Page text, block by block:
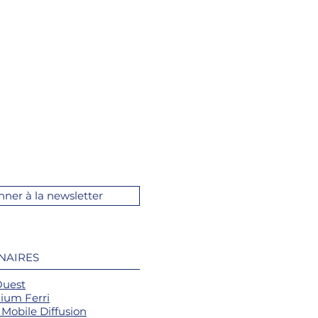
à la newsletter
Ferri
Diffusion